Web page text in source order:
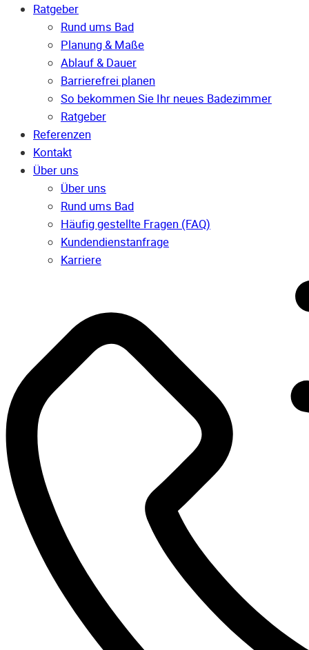
Ratgeber
Rund ums Bad
Planung & Maße
Ablauf & Dauer
Barrierefrei planen
So bekommen Sie Ihr neues Badezimmer
Ratgeber
Referenzen
Kontakt
Über uns
Über uns
Rund ums Bad
Häufig gestellte Fragen (FAQ)
Kunden­dienst­anfrage
Karriere